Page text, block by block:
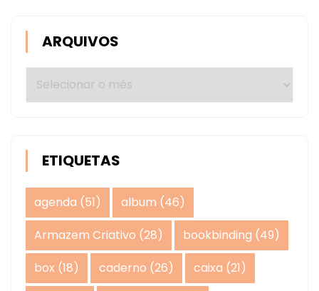
ARQUIVOS
Arquivos
ETIQUETAS
agenda (51) album (46)
Armazem Criativo (28) bookbinding (49)
box (18) caderno (26) caixa (21)